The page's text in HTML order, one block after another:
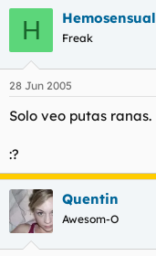
H Hemosensual
Freak
28 Jun 2005
Solo veo putas ranas.
:?
Quentin
Awesom-O